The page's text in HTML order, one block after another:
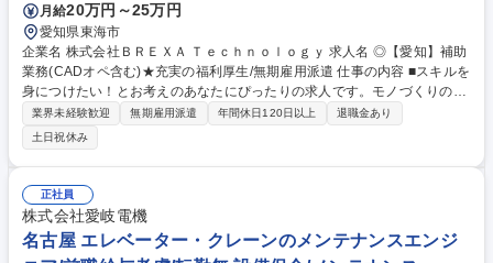
月給20万円～25万円
愛知県東海市
企業名 株式会社ＢＲＥＸＡ Ｔｅｃｈｎｏｌｏｇｙ 求人名 ◎【愛知】補助
業務(CADオペ含む)★充実の福利厚生/無期雇用派遣 仕事の内容 ■スキルを
身につけたい！とお考えのあなたにぴったりの求人です。モノづくりの専
門職として、大手メーカーに入ってご活躍頂くポジションです。研修や実
務経験を通して徐々にスキルアップできる環境があります。 下記業務をご
担当いただきます。 ■電気設備の工事図面のCADオペレーター業務 ■付随
する書類作成業務 ■工事現場にて進捗確認、写真撮影業務 ※工事実務は行
いません 募集職種 ◎【愛知】補助業務(CADオペ含む)★充実の福利厚生/
無期雇用派遣
業界未経験歓迎 無期雇用派遣 年間休日120日以上
退職金あり
土日祝休み
正社員
株式会社愛岐電機
名古屋 エレベーター・クレーンのメンテナンスエンジ